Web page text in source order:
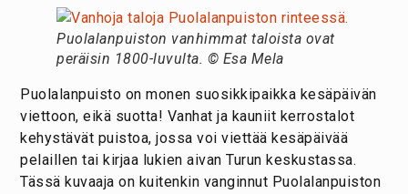
Puolalanpuiston vanhimmat taloista ovat
peräisin 1800-luvulta. © Esa Mela
Puolalanpuisto on monen suosikkipaikka kesäpäivän
viettoon, eikä suotta! Vanhat ja kauniit kerrostalot
kehystävät puistoa, jossa voi viettää kesäpäivää
pelaillen tai kirjaa lukien aivan Turun keskustassa.
Tässä kuvaaja on kuitenkin vanginnut Puolalanpuiston